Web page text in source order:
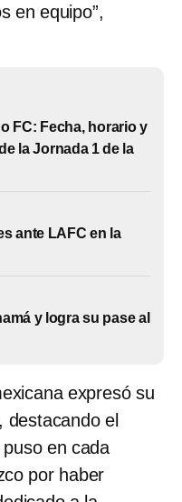
en equipo”,
FC: Fecha, horario y
la Jornada 1 de la
ante LAFC en la
y logra su pase al
expresó su
destacando el
en cada
por haber